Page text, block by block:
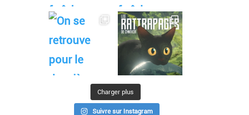
Charger plus
Suivre sur Instagram